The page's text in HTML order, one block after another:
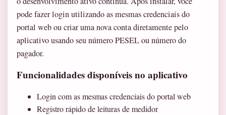
pode fazer login utilizando as mesmas credenciais do
portal web ou criar uma nova conta diretamente pelo
aplicativo usando seu número PESEL ou número do
pagador.
Funcionalidades disponíveis no aplicativo
Login com as mesmas credenciais do portal web
Registro rápido de leituras de medidor